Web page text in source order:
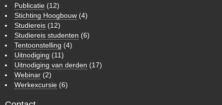
Publicatie (12)
Stichting Hoogbouw (4)
Studiereis (12)
Studiereis studenten (6)
Tentoonstelling (4)
Uitnodiging (11)
Uitnodiging van derden (17)
Webinar (2)
Werkexcursie (6)